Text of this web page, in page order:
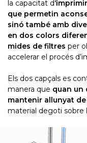
la capacitat d
que permetin
sinó també amb
en dos colors
mides de filtres per
accelerar el procés
Els dos capçals es
manera que quan un
mantenir allunyat de
material degoti sobre